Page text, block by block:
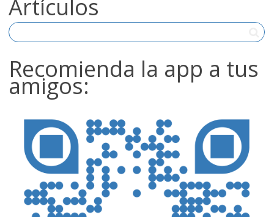
Artículos
Recomienda la app a tus
amigos: